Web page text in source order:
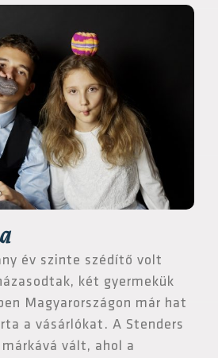
év szinte szédítő volt
két gyermekük
Magyarországon már hat
a vásárlókat. A Stenders
vált, ahol a